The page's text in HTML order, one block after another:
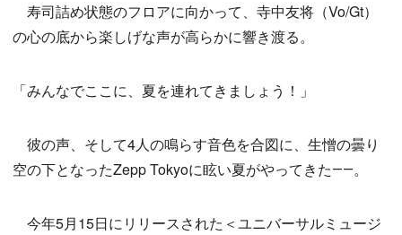
寿司詰め状態のフロアに向かって、寺中友将（Vo/Gt）
の心の底から楽しげな声が高らかに響き渡る。
「みんなでここに、夏を連れてきましょう！」
彼の声、そして4人の鳴らす音色を合図に、生憎の曇り
空の下となったZepp Tokyoに眩い夏がやってきた――。
今年5月15日にリリースされた＜ユニバーサルミュージ